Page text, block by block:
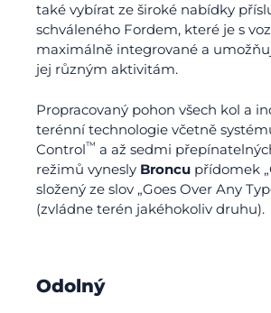
také vybírat ze široké nabídky
schváleného Fordem, které je s
maximálně integrované a
jej různým aktivitám.
Propracovaný pohon všech kol a
terénní technologie včetně
Control™ a až sedmi
režimů vynesly Broncu přídomek
složený ze slov „Goes Over Any
(zvládne terén jakéhokoliv druhu).
Odolný